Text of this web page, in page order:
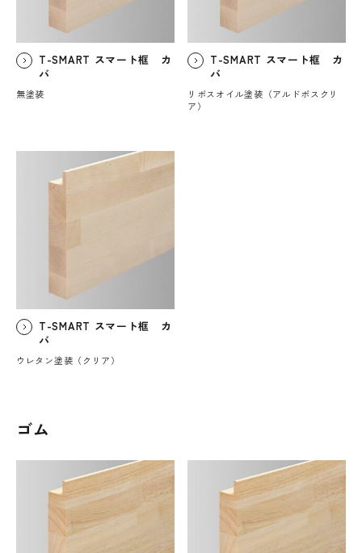
T-SMART スマート框 カ
バ
無塗装
T-SMART スマート框 カ
バ
リボスオイル塗装（アルドボスクリ
ア）
T-SMART スマート框 カ
バ
ウレタン塗装（クリア）
ゴム